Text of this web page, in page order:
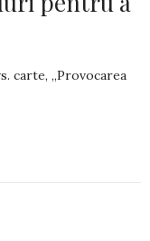
carte, „Provocarea